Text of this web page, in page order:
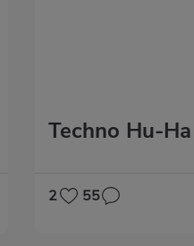
Techno Hu-Ha
2 55